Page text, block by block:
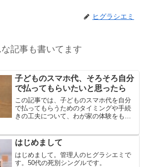
ヒグラシエミ
記事も書いてます
子どものスマホ代、そろそろ自分
で払ってもらいたいと思ったら
この記事では、子どものスマホ代を自分
で払ってもらうためのタイミングや手続
きの工夫について、わが家の体験をもと
ホ代は家族3人分家計から支払っているの
ですが、どうやら子供た...
はじめまして
はじめまして。管理人のヒグラシエミで
す。50代の死別シングルです。